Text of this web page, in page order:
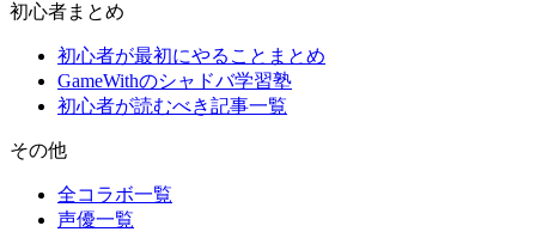
初心者まとめ
初心者が最初にやることまとめ
GameWithのシャドバ学習塾
初心者が読むべき記事一覧
その他
全コラボ一覧
声優一覧